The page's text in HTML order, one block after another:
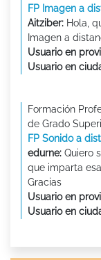
FP Imagen a
Aitziber: Hola,
Imagen a
Usuario en
Usuario en
Formación
de Grado
FP Sonido a
edurne: Quiero
que imparta
Gracias
Usuario en
Usuario en